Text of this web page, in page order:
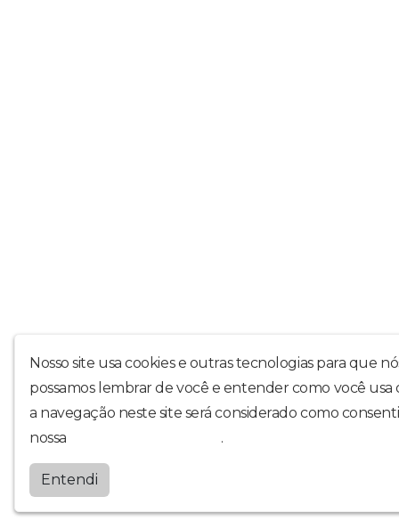
Nosso site usa cookies e outras tecnologias para que
possamos lembrar de você e entender como você usa
a navegação neste site será considerado como
nossa
.
Entendi